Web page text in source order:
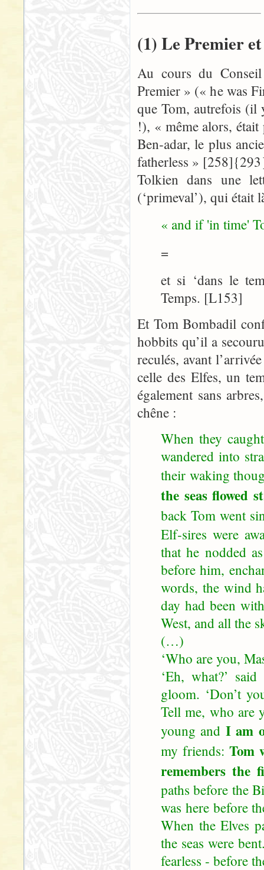
(1) Le Premier et
Au cours du
Premier » (« he was
que Tom, autrefois (il
!), « même alors,
Ben-adar, le plus
fatherless »
Tolkien dans une
(‘primeval’), qui était
« and if 'in time'
=
et si ‘dans le
Temps. [L153]
Et Tom Bombadil
hobbits qu’il a
reculés, avant
celle des Elfes, un
également sans
chêne :
When they
wandered into
their waking
the seas flowed
back Tom went
Elf-sires were
that he nodded
before him,
words, the wind
day had been
West, and all the
(…)
‘Who are you,
‘Eh, what?’
gloom. ‘Don’t
Tell me, who are
young and I am
my friends:Tom
remembers the
paths before the
was here before
When the Elves
the seas were
fearless - before